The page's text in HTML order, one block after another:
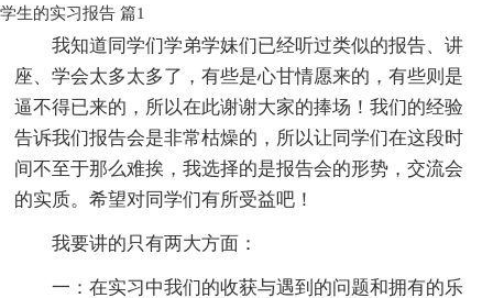
学生的实习报告 篇1
我知道同学们学弟学妹们已经听过类似的报告、讲
座、学会太多太多了，有些是心甘情愿来的，有些则是
逼不得已来的，所以在此谢谢大家的捧场！我们的经验
告诉我们报告会是非常枯燥的，所以让同学们在这段时
间不至于那么难挨，我选择的是报告会的形势，交流会
的实质。希望对同学们有所受益吧！
我要讲的只有两大方面：
一：在实习中我们的收获与遇到的问题和拥有的乐